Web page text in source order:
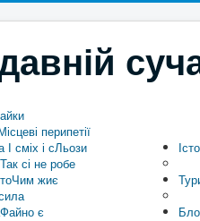
перипетії
І сміх і сЛьози
Так сі не робе
Чим жиє
Файно є